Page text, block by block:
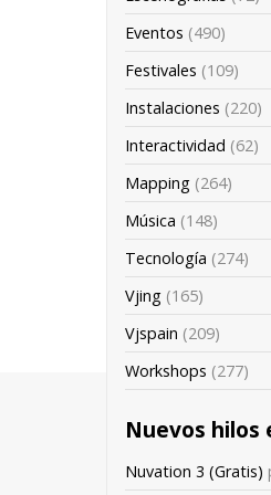
Eventos (490)
Festivales (109)
Instalaciones (220)
Interactividad (62)
Mapping (264)
Música (148)
Tecnología (274)
Vjing (165)
Vjspain (209)
Workshops (277)
Nuevos hilos
Nuvation 3 (Gratis)